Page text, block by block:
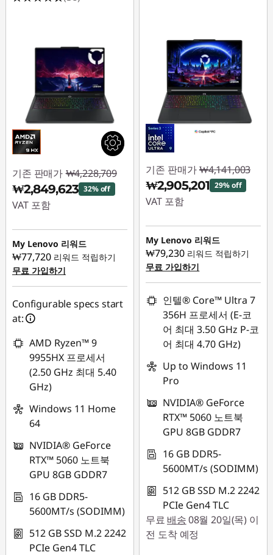
기존 판매가 ₩4,228,709
₩2,849,623 32% off
VAT 포함
즉시 할인: :-
₩1,379,086
My Lenovo 리워드
₩77,720 리워드 적립하기
무료 가입하기
Configurable specs start
at:
AMD Ryzen™ 9
9955HX 프로세서
(2.50 GHz 최대 5.40
GHz)
Windows 11 Home
64
NVIDIA® GeForce
RTX™ 5060 노트북
GPU 8GB GDDR7
16 GB DDR5-
5600MT/s (SODIMM)
512 GB SSD M.2 2242
PCIe Gen4 TLC
기존 판매가 ₩4,141,003
₩2,905,201 29% off
VAT 포함
즉시 할인: :-
₩1,235,802
My Lenovo 리워드
₩79,230 리워드 적립하기
무료 가입하기
인텔® Core™ Ultra 7
356H 프로세서 (E-코
어 최대 3.50 GHz P-코
어 최대 4.70 GHz)
Up to Windows 11
Pro
NVIDIA® GeForce
RTX™ 5060 노트북
GPU 8GB GDDR7
16 GB DDR5-
5600MT/s (SODIMM)
512 GB SSD M.2 2242
PCIe Gen4 TLC
무료 배송08월 20일(목) 이
전 도착 예정